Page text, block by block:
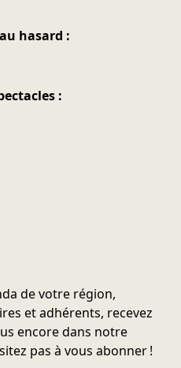
hasard :
:
de votre région,
et adhérents, recevez
encore dans notre
pas à vous abonner !